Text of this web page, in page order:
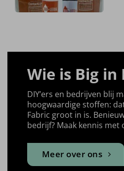
kan
op
de
Wie is Big in
DIY’ers en bedrijven blij
hoogwaardige stoffen:
Fabric groot in is.
bedrijf? Maak kennis met
Meer over ons